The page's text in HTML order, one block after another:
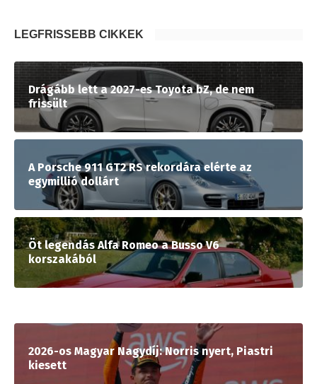
LEGFRISSEBB CIKKEK
Drágább lett a 2027-es Toyota bZ, de nem
frissült
A Porsche 911 GT2 RS rekordára elérte az
egymillió dollárt
Öt legendás Alfa Romeo a Busso V6
korszakából
2026-os Magyar Nagydíj: Norris nyert, Piastri
kiesett